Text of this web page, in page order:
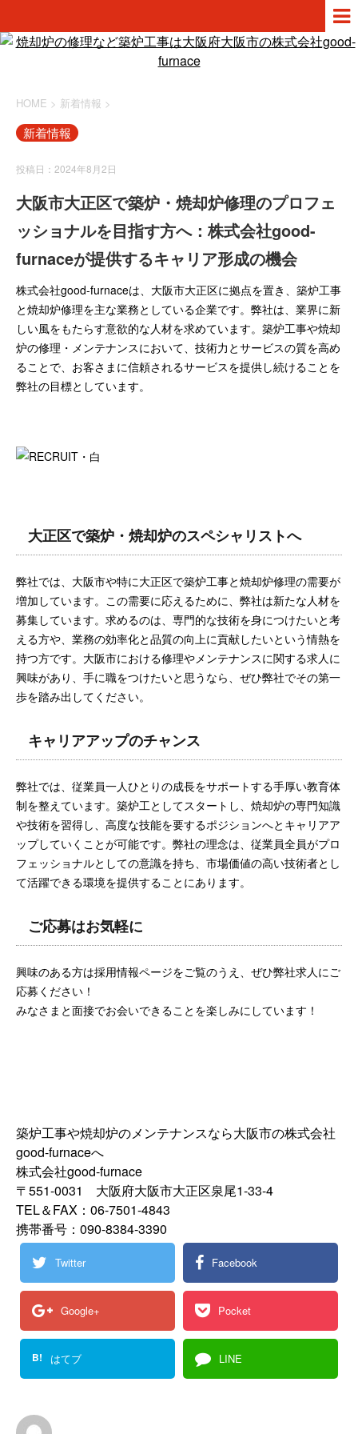
HOME > 新着情報 >
新着情報
投稿日：2024年8月2日
大阪市大正区で築炉・焼却炉修理のプロフェ
ッショナルを目指す方へ：株式会社good-
furnaceが提供するキャリア形成の機会
株式会社good-furnaceは、大阪市大正区に拠点を置き、築炉工事
と焼却炉修理を主な業務としている企業です。弊社は、業界に新
しい風をもたらす意欲的な人材を求めています。築炉工事や焼却
炉の修理・メンテナンスにおいて、技術力とサービスの質を高め
ることで、お客さまに信頼されるサービスを提供し続けることを
弊社の目標としています。
大正区で築炉・焼却炉のスペシャリストへ
弊社では、大阪市や特に大正区で築炉工事と焼却炉修理の需要が
増加しています。この需要に応えるために、弊社は新たな人材を
募集しています。求めるのは、専門的な技術を身につけたいと考
える方や、業務の効率化と品質の向上に貢献したいという情熱を
持つ方です。大阪市における修理やメンテナンスに関する求人に
興味があり、手に職をつけたいと思うなら、ぜひ弊社でその第一
歩を踏み出してください。
キャリアアップのチャンス
弊社では、従業員一人ひとりの成長をサポートする手厚い教育体
制を整えています。築炉工としてスタートし、焼却炉の専門知識
や技術を習得し、高度な技能を要するポジションへとキャリアア
ップしていくことが可能です。弊社の理念は、従業員全員がプロ
フェッショナルとしての意識を持ち、市場価値の高い技術者とし
て活躍できる環境を提供することにあります。
ご応募はお気軽に
興味のある方は採用情報ページをご覧のうえ、ぜひ弊社求人にご
応募ください！
みなさまと面接でお会いできることを楽しみにしています！
築炉工事や焼却炉のメンテナンスなら大阪市の株式会社
good-furnaceへ
株式会社good-furnace
〒551-0031 大阪府大阪市大正区泉尾1-33-4
TEL＆FAX：06-7501-4843
携帯番号：090-8384-3390
Twitter Facebook
Google+ Pocket
B! はてブ LINE